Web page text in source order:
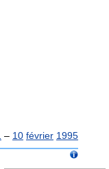
– 10 février 1995